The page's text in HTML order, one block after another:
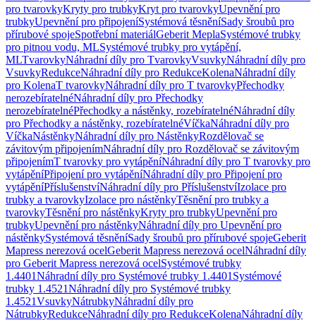
pro tvarovkyKryty pro trubkyKryt pro tvarovkyUpevnění pro
trubkyUpevnění pro připojeníSystémová těsněníSady šroubů pro
přírubové spojeSpotřební materiálGeberit MeplaSystémové trubky
pro pitnou vodu, MLSystémové trubky pro vytápění,
MLTvarovkyNáhradní díly pro TvarovkyVsuvkyNáhradní díly pro
VsuvkyRedukceNáhradní díly pro RedukceKolenaNáhradní díly
pro KolenaT tvarovkyNáhradní díly pro T tvarovkyPřechodky
nerozebíratelnéNáhradní díly pro Přechodky
nerozebíratelnéPřechodky a nástěnky, rozebíratelnéNáhradní díly
pro Přechodky a nástěnky, rozebíratelnéVíčkaNáhradní díly pro
VíčkaNástěnkyNáhradní díly pro NástěnkyRozdělovač se
závitovým připojenímNáhradní díly pro Rozdělovač se závitovým
připojenímT tvarovky pro vytápěníNáhradní díly pro T tvarovky pro
vytápěníPřipojení pro vytápěníNáhradní díly pro Připojení pro
vytápěníPříslušenstvíNáhradní díly pro PříslušenstvíIzolace pro
trubky a tvarovkyIzolace pro nástěnkyTěsnění pro trubky a
tvarovkyTěsnění pro nástěnkyKryty pro trubkyUpevnění pro
trubkyUpevnění pro nástěnkyNáhradní díly pro Upevnění pro
nástěnkySystémová těsněníSady šroubů pro přírubové spojeGeberit
Mapress nerezová ocelGeberit Mapress nerezová ocelNáhradní díly
pro Geberit Mapress nerezová ocelSystémové trubky
1.4401Náhradní díly pro Systémové trubky 1.4401 Systémové
trubky 1.4521Náhradní díly pro Systémové trubky
1.4521VsuvkyNátrubkyNáhradní díly pro
NátrubkyRedukceNáhradní díly pro RedukceKolenaNáhradní díly